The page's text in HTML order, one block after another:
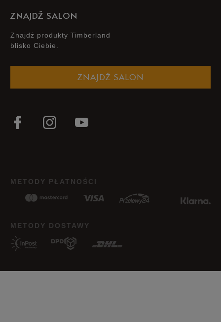
ZNAJDŹ SALON
Znajdż produkty Timberland
blisko Ciebie.
ZNAJDŹ SALON
METODY PŁATNOŚCI
METODY DOSTAWY